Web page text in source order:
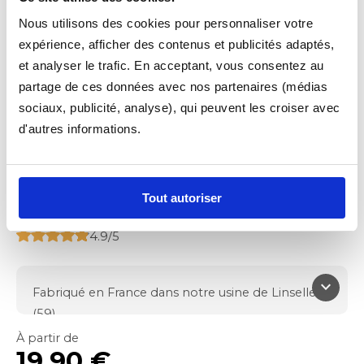
Nous utilisons des cookies pour personnaliser votre
expérience, afficher des contenus et publicités adaptés,
et analyser le trafic. En acceptant, vous consentez au
partage de ces données avec nos partenaires (médias
sociaux, publicité, analyse), qui peuvent les croiser avec
d'autres informations.
Tout autoriser
MOQUETTE ESSENTIEL
4.9/5
keyboard_arrow_down
Fabriqué en France dans notre usine de Linselles
(59)
Protège le plancher de votre véhicule
Moquette aiguilletée
À partir de